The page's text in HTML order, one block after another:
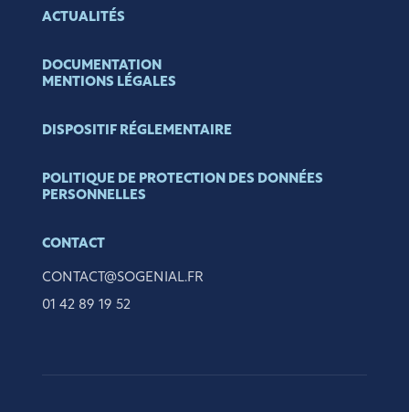
ACTUALITÉS
DOCUMENTATION
MENTIONS LÉGALES
DISPOSITIF RÉGLEMENTAIRE
POLITIQUE DE PROTECTION DES DONNÉES
PERSONNELLES
CONTACT
CONTACT@SOGENIAL.FR
01 42 89 19 52